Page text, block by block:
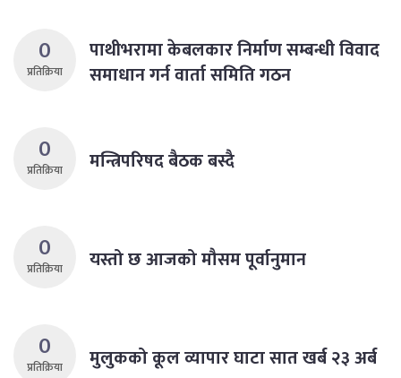
0
प्रतिक्रिया
पाथीभरामा केबलकार निर्माण सम्बन्धी विवाद
समाधान गर्न वार्ता समिति गठन
0
प्रतिक्रिया मन्त्रिपरिषद बैठक बस्दै
0
प्रतिक्रिया यस्तो छ आजको मौसम पूर्वानुमान
0
प्रतिक्रिया मुलुकको कूल व्यापार घाटा सात खर्ब २३ अर्ब